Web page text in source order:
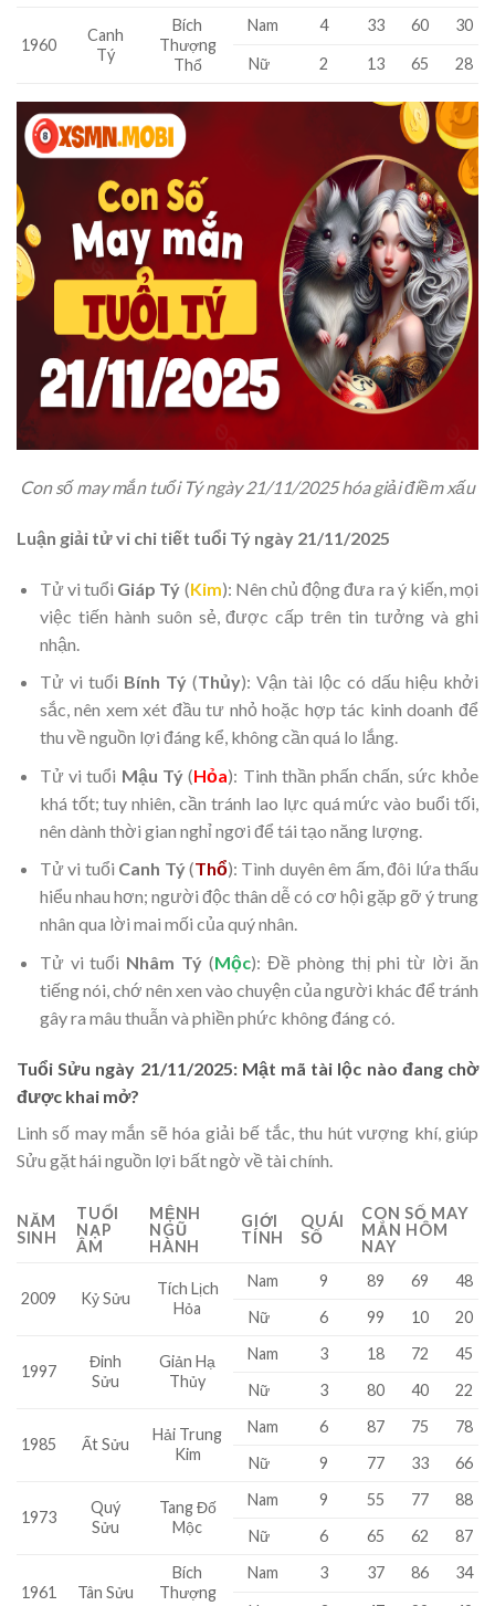
1960
Canh
Tý
Bích
Thượng
Thổ
Nam 4 33 60 30
Nữ 2 13 65 28
Con số may mắn tuổi Tý ngày 21/11/2025 hóa giải điềm xấu
Luận giải tử vi chi tiết tuổi Tý ngày 21/11/2025
Tử vi tuổi Giáp Tý (Kim): Nên chủ động đưa ra ý kiến, mọi
việc tiến hành suôn sẻ, được cấp trên tin tưởng và ghi
nhận.
Tử vi tuổi Bính Tý(Thủy): Vận tài lộc có dấu hiệu khởi
sắc, nên xem xét đầu tư nhỏ hoặc hợp tác kinh doanh để
thu về nguồn lợi đáng kể, không cần quá lo lắng.
Tử vi tuổi Mậu Tý(Hỏa): Tinh thần phấn chấn, sức khỏe
khá tốt; tuy nhiên, cần tránh lao lực quá mức vào buổi tối,
nên dành thời gian nghỉ ngơi để tái tạo năng lượng.
Tử vi tuổi Canh Tý(Thổ): Tình duyên êm ấm, đôi lứa thấu
hiểu nhau hơn; người độc thân dễ có cơ hội gặp gỡ ý trung
nhân qua lời mai mối của quý nhân.
Tử vi tuổi Nhâm Tý (Mộc): Đề phòng thị phi từ lời ăn
tiếng nói, chớ nên xen vào chuyện của người khác để tránh
gây ra mâu thuẫn và phiền phức không đáng có.
Tuổi Sửu ngày 21/11/2025: Mật mã tài lộc nào đang chờ
được khai mở?
Linh số may mắn sẽ hóa giải bế tắc, thu hút vượng khí, giúp
Sửu gặt hái nguồn lợi bất ngờ về tài chính.
NĂM
SINH
TUỔI
NẠP
ÂM
MỆNH
NGŨ
HÀNH
GIỚI
TÍNH
QUÁI
SỐ
CON SỐ MAY
MẮN HÔM
NAY
2009 Kỷ Sửu
Tích Lịch
Hỏa
Nam 9 89 69
48
Nữ
6 99 10 20
1997
Đinh
Sửu
Giản Hạ
Thủy
Nam 3 18 72
45
Nữ
3 80 40 22
1985 Ất Sửu
Hải Trung
Kim
Nam 6 87 75
78
Nữ
9 77 33 66
1973
Quý
Sửu
Tang Đố
Mộc
Nam 9 55 77
88
Nữ
6 65 62 87
1961 Tân Sửu
Bích
Thượng
Nam 3 37 86 34